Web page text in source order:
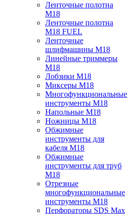
Ленточные полотна
M18
Ленточные полотна
M18 FUEL
Ленточные
шлифмашины M18
Линейные триммеры
M18
Лобзики M18
Миксеры M18
Многофункциональные
инструменты M18
Напольные M18
Ножницы M18
Обжимные
инструменты для
кабеля M18
Обжимные
инструменты для труб
M18
Отрезные
многофункциональные
инструменты M18
Перфораторы SDS Max